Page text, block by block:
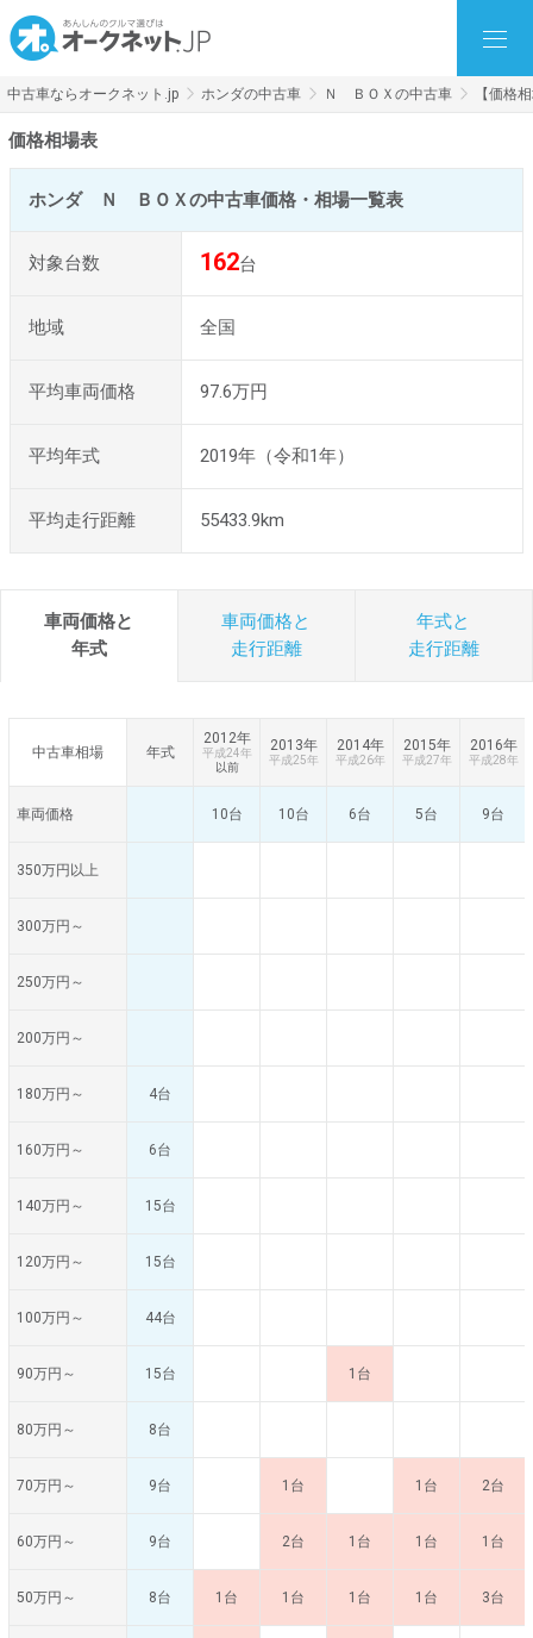
中古車ならオークネット.jp ホンダの中古車 Ｎ ＢＯＸの中古車 【価格
価格相場表
ホンダ Ｎ ＢＯＸの中古車価格・相場一覧表
対象台数 162台
地域 全国
平均車両価格 97.6万円
平均年式 2019年（令和1年）
平均走行距離 55433.9km
車両価格と
年式
車両価格と
走行距離
年式と
走行距離
中古車相場 年式
2012年
平成24年
以前
2013年
平成25年
2014年
平成26年
2015年
平成27年
2016年
平成28年
車両価格
350万円以上
300万円～
250万円～
200万円～
180万円～
160万円～
140万円～
120万円～
100万円～
90万円～
80万円～
70万円～
60万円～
50万円～
10台 10台 6台 5台 9台
4台
6台
15台
15台
44台
15台 1台
8台
9台 1台 1台 2台
9台 2台 1台 1台 1台
8台 1台 1台 1台 1台 3台